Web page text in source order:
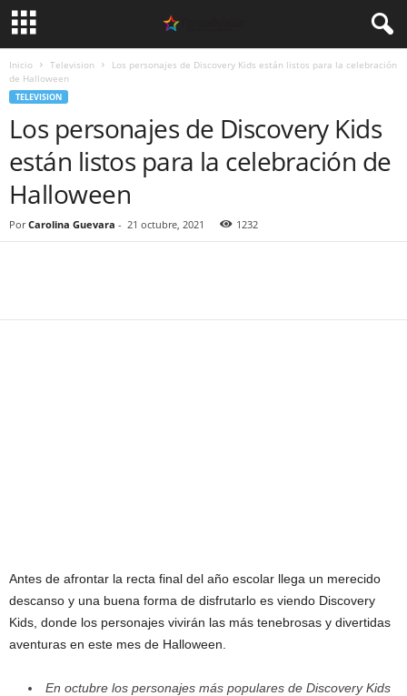
Inicio Television
Los personajes de Discovery Kids están listos para la celebración
de Halloween
TELEVISION
Los personajes de Discovery Kids
están listos para la celebración de
Halloween
Por Carolina Guevara - 21 octubre, 2021 1232
Antes de afrontar la recta final del año escolar llega un merecido
descanso y una buena forma de disfrutarlo es viendo Discovery
Kids, donde los personajes vivirán las más tenebrosas y divertidas
aventuras en este mes de Halloween.
En octubre los personajes más populares de Discovery Kids